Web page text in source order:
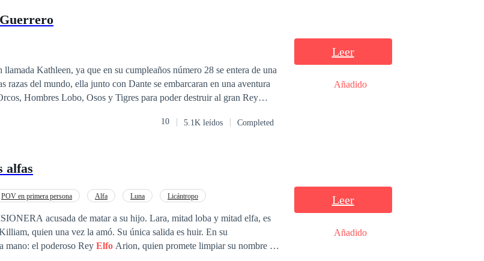
Guerrero
Kathleen, ya que en su cumpleaños número 28 se entera de una
razas del mundo, ella junto con Dante se embarcaran en una aventura
Hombres Lobo, Osos y Tigres para poder destruir al gran Rey
10 5.1K leídos Completed
Leer
Añadido
alfas
POV en primera persona Alfa Luna
Licántropo
acusada de matar a su hijo. Lara, mitad loba y mitad elfa, es
quien una vez la amó. Su única salida es huir. En su
mano: el poderoso Rey Elfo Arion, quien promete limpiar su nombre y
Leer
Añadido